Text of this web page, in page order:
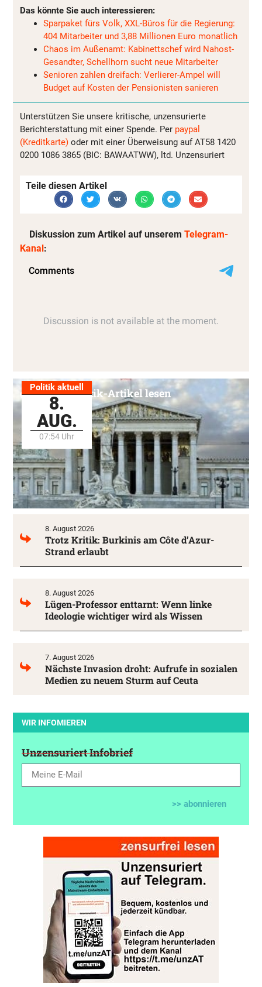
Das könnte Sie auch interessieren:
Sparpaket fürs Volk, XXL-Büros für die Regierung:
404 Mitarbeiter und 3,88 Millionen Euro monatlich
Chaos im Außenamt: Kabinettschef wird Nahost-
Gesandter, Schellhorn sucht neue Mitarbeiter
Senioren zahlen dreifach: Verlierer-Ampel will
Budget auf Kosten der Pensionisten sanieren
Unterstützen Sie unsere kritische, unzensurierte
Berichterstattung mit einer Spende. Per paypal
(Kreditkarte) oder mit einer Überweisung auf AT58 1420
0200 1086 3865 (BIC: BAWAATWW), ltd. Unzensuriert
Teile diesen Artikel
Diskussion zum Artikel auf unserem Telegram-
Kanal:
Politik aktuell
8.
AUG.
07:54 Uhr
Alle Politik-Artikel lesen
8. August 2026
Trotz Kritik: Burkinis am Côte d’Azur-
Strand erlaubt
8. August 2026
Lügen-Professor enttarnt: Wenn linke
Ideologie wichtiger wird als Wissen
7. August 2026
Nächste Invasion droht: Aufrufe in sozialen
Medien zu neuem Sturm auf Ceuta
WIR INFOMIEREN
Unzensuriert Infobrief
>> abonnieren